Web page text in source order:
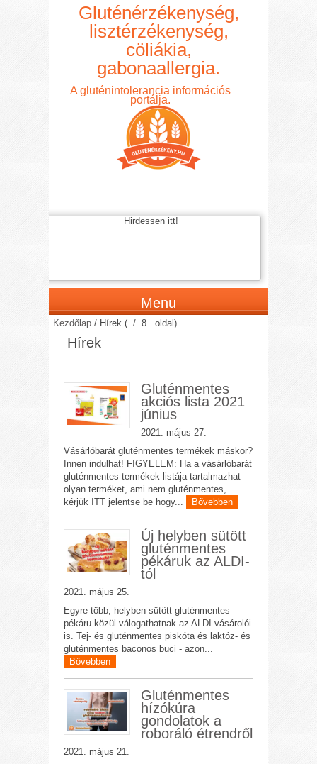
Gluténérzékenység,
lisztérzékenység,
cöliákia,
gabonaallergia.
A gluténintolerancia információs
portálja.
Hirdessen itt!
Menu
Kezdőlap / Hírek ( / 8 . oldal)
Hírek
Gluténmentes
akciós lista 2021
június
2021. május 27.
Vásárlóbarát gluténmentes termékek máskor?
Innen indulhat! FIGYELEM: Ha a vásárlóbarát
gluténmentes termékek listája tartalmazhat
olyan terméket, ami nem gluténmentes,
kérjük ITT jelentse be hogy...
Bővebben
Új helyben sütött
gluténmentes
pékáruk az ALDI-
tól
2021. május 25.
Egyre több, helyben sütött gluténmentes
pékáru közül válogathatnak az ALDI vásárolói
is. Tej- és gluténmentes piskóta és laktóz- és
gluténmentes baconos buci - azon...
Bővebben
Gluténmentes
hízókúra
gondolatok a
roboráló étrendről
2021. május 21.